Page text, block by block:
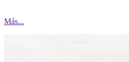
Más...